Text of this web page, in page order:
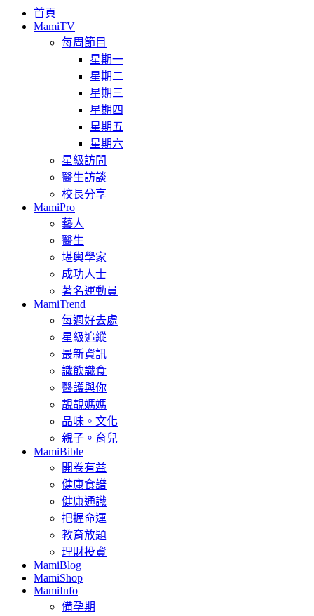
首頁
MamiTV
每周節目
星期一
星期二
星期三
星期四
星期五
星期六
星級訪問
醫生訪談
校長分享
MamiPro
藝人
醫生
堪輿學家
成功人士
著名運動員
MamiTrend
每週好去處
星級追縱
最新資訊
識飲識食
醫護與你
靚靚媽媽
品味。文化
親子。育兒
MamiBible
開卷有益
健康食譜
健康通識
把握命運
教育放題
理財投資
MamiBlog
MamiShop
MamiInfo
備孕期